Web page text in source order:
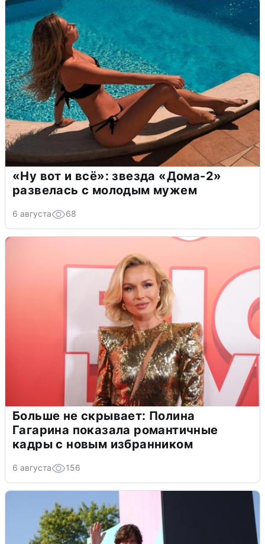
«Ну вот и всё»: звезда «Дома-2»
развелась с молодым мужем
6 августа 68
Больше не скрывает: Полина
Гагарина показала романтичные
кадры с новым избранником
6 августа 156